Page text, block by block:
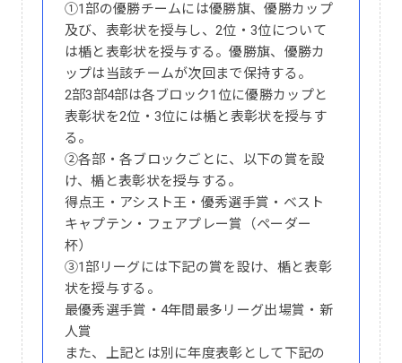
①1部の優勝チームには優勝旗、優勝カップ
及び、表彰状を授与し、2位・3位について
は楯と表彰状を授与する。優勝旗、優勝カ
ップは当該チームが次回まで保持する。
2部3部4部は各ブロック1位に優勝カップと
表彰状を2位・3位には楯と表彰状を授与す
る。
②各部・各ブロックごとに、以下の賞を設
け、楯と表彰状を授与する。
得点王・アシスト王・優秀選手賞・ベスト
キャプテン・フェアプレー賞（ペーダー
杯）
③1部リーグには下記の賞を設け、楯と表彰
状を授与する。
最優秀選手賞・4年間最多リーグ出場賞・新
人賞
また、上記とは別に年度表彰として下記の